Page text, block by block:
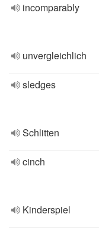
incomparably
unvergleichlich
sledges
Schlitten
cinch
Kinderspiel